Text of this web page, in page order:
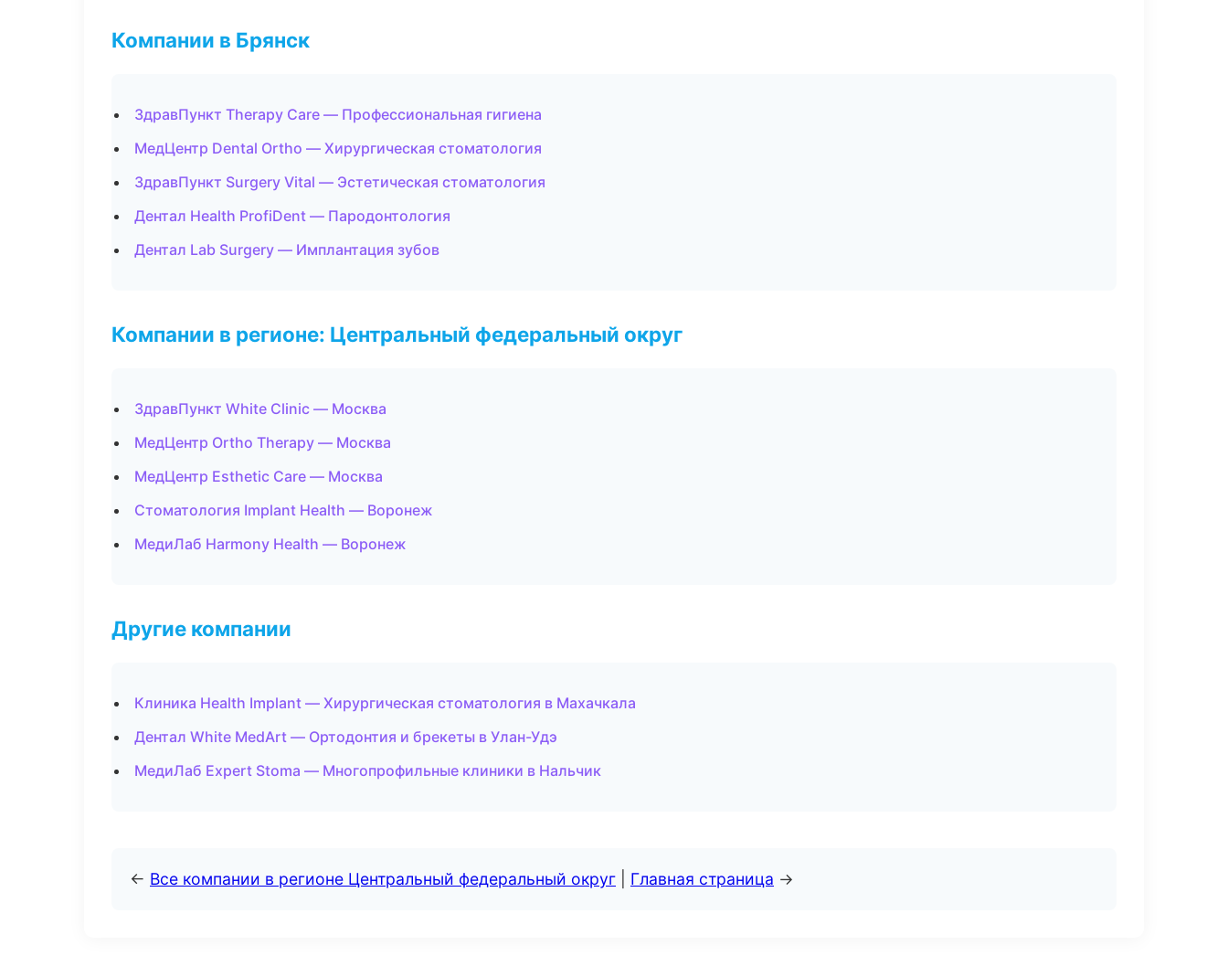
Компании в Брянск
ЗдравПункт Therapy Care — Профессиональная гигиена
МедЦентр Dental Ortho — Хирургическая стоматология
ЗдравПункт Surgery Vital — Эстетическая стоматология
Дентал Health ProfiDent — Пародонтология
Дентал Lab Surgery — Имплантация зубов
Компании в регионе: Центральный федеральный округ
ЗдравПункт White Clinic — Москва
МедЦентр Ortho Therapy — Москва
МедЦентр Esthetic Care — Москва
Стоматология Implant Health — Воронеж
МедиЛаб Harmony Health — Воронеж
Другие компании
Клиника Health Implant — Хирургическая стоматология в Махачкала
Дентал White MedArt — Ортодонтия и брекеты в Улан-Удэ
МедиЛаб Expert Stoma — Многопрофильные клиники в Нальчик
← Все компании в регионе Центральный федеральный округ Главная страница →